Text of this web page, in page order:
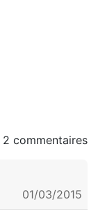
2 commentaires
01/03/2015